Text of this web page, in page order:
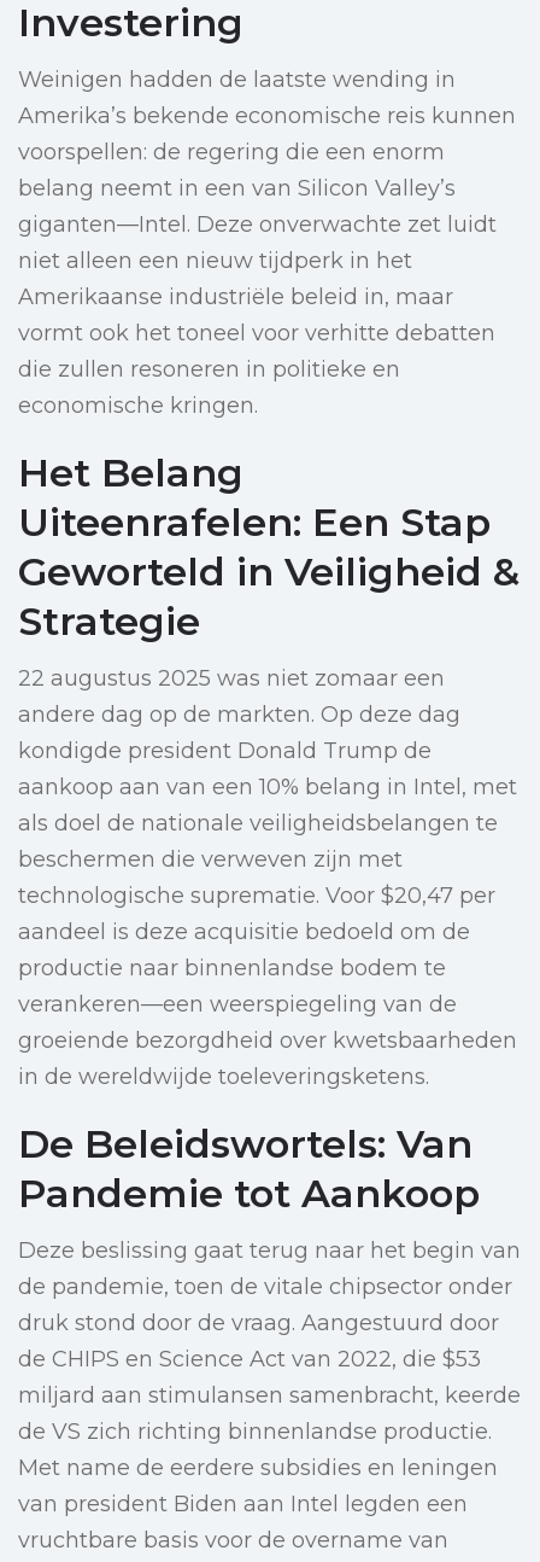
Investering
Weinigen hadden de laatste wending in
Amerika’s bekende economische reis kunnen
voorspellen: de regering die een enorm
belang neemt in een van Silicon Valley’s
giganten—Intel. Deze onverwachte zet luidt
niet alleen een nieuw tijdperk in het
Amerikaanse industriële beleid in, maar
vormt ook het toneel voor verhitte debatten
die zullen resoneren in politieke en
economische kringen.
Het Belang
Uiteenrafelen: Een Stap
Geworteld in Veiligheid &
Strategie
22 augustus 2025 was niet zomaar een
andere dag op de markten. Op deze dag
kondigde president Donald Trump de
aankoop aan van een 10% belang in Intel, met
als doel de nationale veiligheidsbelangen te
beschermen die verweven zijn met
technologische suprematie. Voor $20,47 per
aandeel is deze acquisitie bedoeld om de
productie naar binnenlandse bodem te
verankeren—een weerspiegeling van de
groeiende bezorgdheid over kwetsbaarheden
in de wereldwijde toeleveringsketens.
De Beleidswortels: Van
Pandemie tot Aankoop
Deze beslissing gaat terug naar het begin van
de pandemie, toen de vitale chipsector onder
druk stond door de vraag. Aangestuurd door
de CHIPS en Science Act van 2022, die $53
miljard aan stimulansen samenbracht, keerde
de VS zich richting binnenlandse productie.
Met name de eerdere subsidies en leningen
van president Biden aan Intel legden een
vruchtbare basis voor de overname van